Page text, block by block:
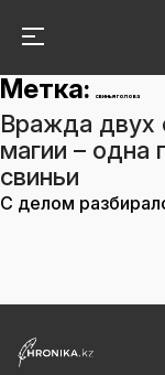
Метка: свинья голова
Вражда двух
магии – одна
свиньи
С делом